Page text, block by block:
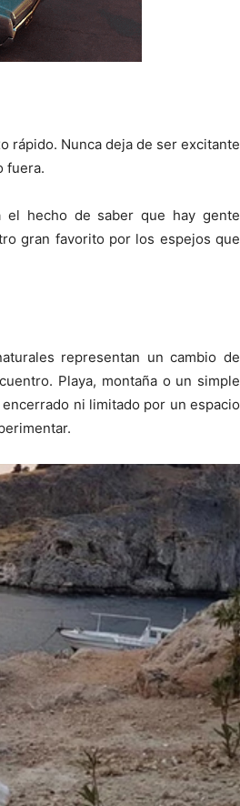
rápido. Nunca deja de ser excitante
fuera.
el hecho de saber que hay gente
gran favorito por los espejos que
representan un cambio de
Playa, montaña o un simple
ni limitado por un espacio